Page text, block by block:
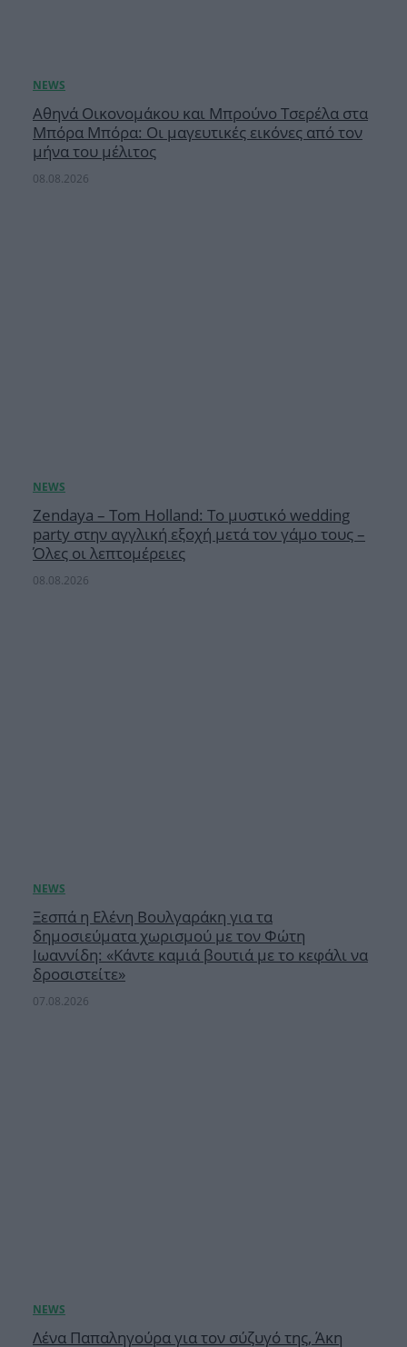
Αθηνά Οικονομάκου και Μπρούνο Τσερέλα στα
Μπόρα Μπόρα: Οι μαγευτικές εικόνες από τον
μήνα του μέλιτος
08.08.2026
Zendaya – Tom Holland: Το μυστικό wedding
party στην αγγλική εξοχή μετά τον γάμο τους –
Όλες οι λεπτομέρειες
08.08.2026
Ξεσπά η Ελένη Βουλγαράκη για τα
δημοσιεύματα χωρισμού με τον Φώτη
Ιωαννίδη: «Κάντε καμιά βουτιά με το κεφάλι να
δροσιστείτε»
07.08.2026
Λένα Παπαληγούρα για τον σύζυγό της, Άκη